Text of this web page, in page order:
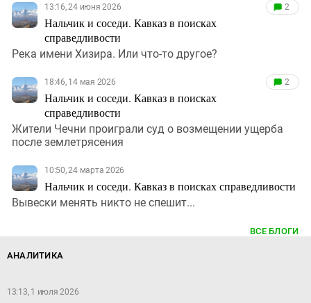
13:16, 24 июня 2026
Нальчик и соседи. Кавказ в поисках
справедливости
2
Река имени Хизира. Или что-то другое?
18:46, 14 мая 2026
Нальчик и соседи. Кавказ в поисках
справедливости
2
Жители Чечни проиграли суд о возмещении ущерба
после землетрясения
10:50, 24 марта 2026
Нальчик и соседи. Кавказ в поисках справедливости
Вывески менять никто не спешит...
ВСЕ БЛОГИ
АНАЛИТИКА
13:13, 1 июля 2026